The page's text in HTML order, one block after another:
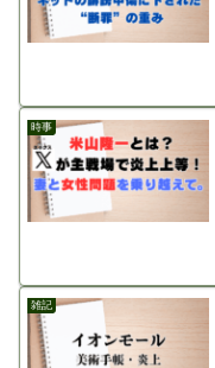
時事
雑記